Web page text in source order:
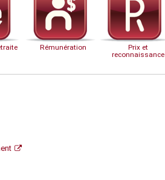
Rémunération
Prix et
reconnaissance